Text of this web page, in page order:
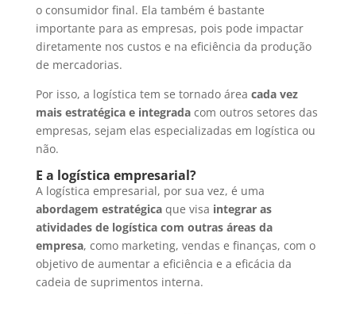
o consumidor final. Ela também é bastante
importante para as empresas, pois pode impactar
diretamente nos custos e na eficiência da produção
de mercadorias.
Por isso, a logística tem se tornado área cada vez
mais estratégica e integrada com outros setores das
empresas, sejam elas especializadas em logística ou
não.
E a logística empresarial?
A logística empresarial, por sua vez, é uma
abordagem estratégicaque visa integrar as
atividades de logística com outras áreas da
empresa, como marketing, vendas e finanças, com o
objetivo de aumentar a eficiência e a eficácia da
cadeia de suprimentos interna.